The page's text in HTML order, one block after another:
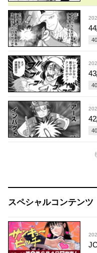
40
40
40
スペシャルコンテンツ